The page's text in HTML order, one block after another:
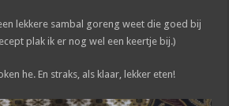
lekkere sambal goreng weet die goed bij
plak ik er nog wel een keertje bij.)
he. En straks, als klaar, lekker eten!